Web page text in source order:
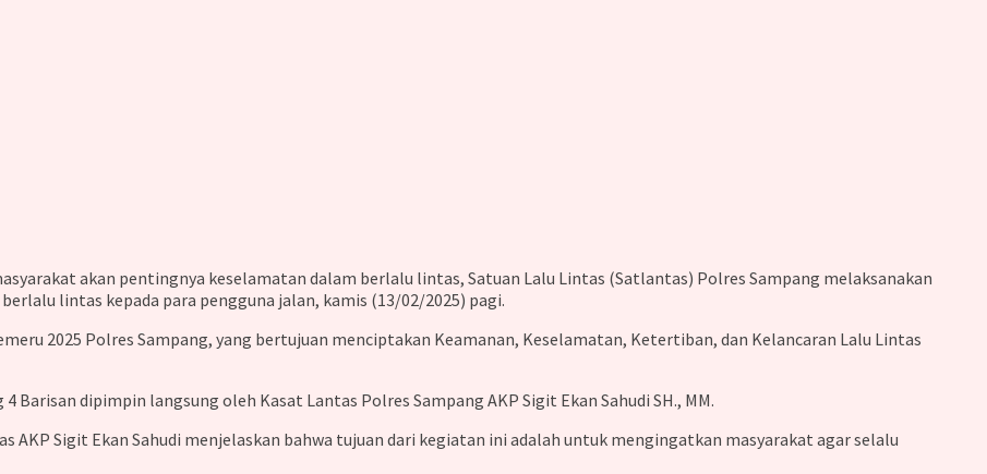
akan pentingnya keselamatan dalam berlalu lintas, Satuan Lalu Lintas (Satlantas) Polres Sampang melaksanakan
lintas kepada para pengguna jalan, kamis (13/02/2025) pagi.
2025 Polres Sampang, yang bertujuan menciptakan Keamanan, Keselamatan, Ketertiban, dan Kelancaran Lalu Lintas
Barisan dipimpin langsung oleh Kasat Lantas Polres Sampang AKP Sigit Ekan Sahudi SH., MM.
AKP Sigit Ekan Sahudi menjelaskan bahwa tujuan dari kegiatan ini adalah untuk mengingatkan masyarakat agar selalu